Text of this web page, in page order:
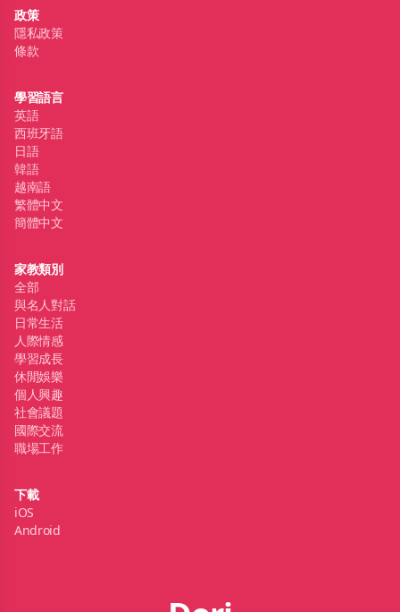
政策
隱私政策
條款
學習語言
英語
西班牙語
日語
韓語
越南語
繁體中文
簡體中文
家教類別
全部
與名人對話
日常生活
人際情感
學習成長
休閒娛樂
個人興趣
社會議題
國際交流
職場工作
下載
iOS
Android